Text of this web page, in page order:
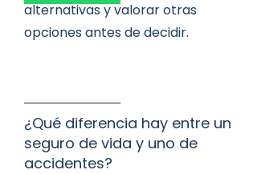
alternativas y valorar otras
opciones antes de decidir.
¿Qué diferencia hay entre un
seguro de vida y uno de
accidentes?